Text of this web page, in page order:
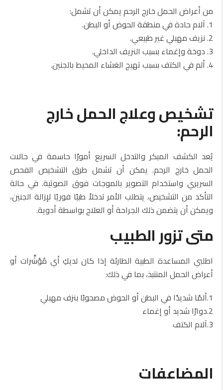
من أعراض الحمل خارج الرحم يمكن أن تشمل:
1. آلام حادة في منطقة الحوض أو البطن.
2. نزيف مهبلي غير طبيعي.
3. دوخة وإغماء بسبب النزيف الداخلي.
4. ألم في الكتف بسبب تهيج الغشاء المحيط بالجنين.
تشخيص وعلاج الحمل خارج
الرحم:
يُعد الكشف المبكر والتدخل السريع أمورًا حاسمة في حالات
الحمل خارج الرحم. يمكن أن تشمل طرق التشخيص الفحص
السريري واستخدام التصوير بالموجات فوق الصوتية. في حالة
التأكد من التشخيص، يتطلب الأمر تدخلاً طبيًا فوريًا لإزالة الجنين،
ويمكن أن يتضمن ذلك الجراحة أو العلاج بواسطة أدوية.
متى تزور الطبيب
اطلبي المساعدة الطبية الطارئة إذا كان لديكِ أي مُؤشِّرات أو
أعراض الحمل المنتبذ، بما في ذلك:
1.ألمًا شديدًا في البطن أو الحوض مصحوبًا بنزف مهبلي
2.دوارًا شديد أو إغماء
3.آلام الكتف
المضاعفات